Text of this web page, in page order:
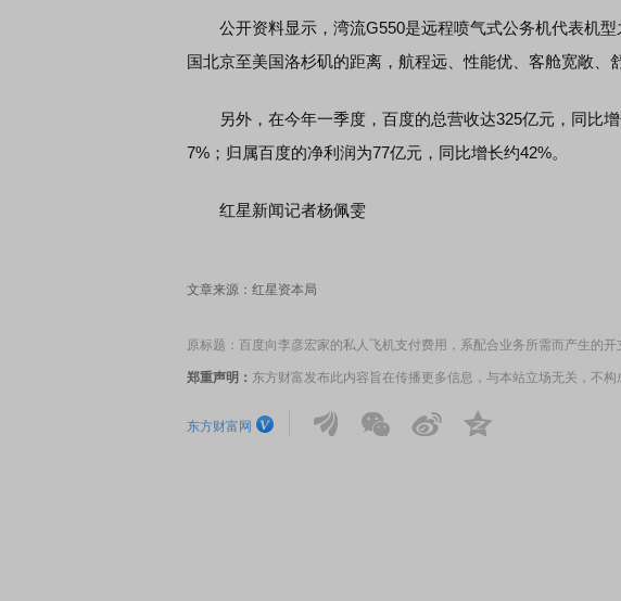
公开资料显示，湾流G550是远程喷气式公务机代表机型
国北京至美国洛杉矶的距离，航程远、性能优、客舱宽敞、
另外，在今年一季度，百度的总营收达325亿元，同比增
7%；归属百度的净利润为77亿元，同比增长约42%。
红星新闻记者杨佩雯
文章来源：红星资本局
原标题：百度向李彦宏家的私人飞机支付费用，系配合业务所需而产生的开
郑重声明： 东方财富发布此内容旨在传播更多信息，与本站立场无关，不构
东方财富网